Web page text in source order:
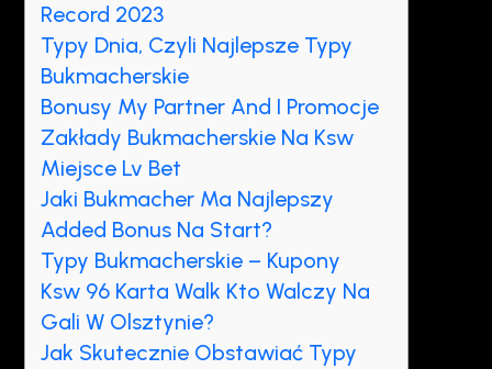
Record 2023
Typy Dnia, Czyli Najlepsze Typy
Bukmacherskie
Bonusy My Partner And I Promocje
Zakłady Bukmacherskie Na Ksw
Miejsce Lv Bet
Jaki Bukmacher Ma Najlepszy
Added Bonus Na Start?
Typy Bukmacherskie – Kupony
Ksw 96 Karta Walk Kto Walczy Na
Gali W Olsztynie?
Jak Skutecznie Obstawiać Typy